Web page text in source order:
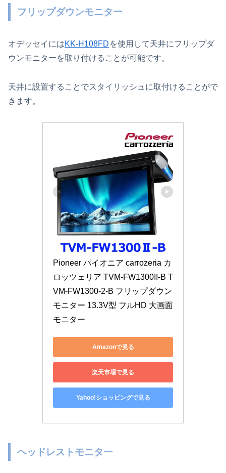
フリップダウンモニター
オデッセイにはKK-H108FD を使用して天井にフリップダ
ウンモニターを取り付けることが可能です。
天井に設置することでスタイリッシュに取付けることがで
きます。
Pioneer パイオニア carrozeria カ
ロッツェリア TVM-FW1300II-B T
VM-FW1300-2-B フリップダウン
モニター 13.3V型 フルHD 大画面
モニター
Amazonで見る
楽天市場で見る
Yahoo!ショッピングで見る
ヘッドレストモニター